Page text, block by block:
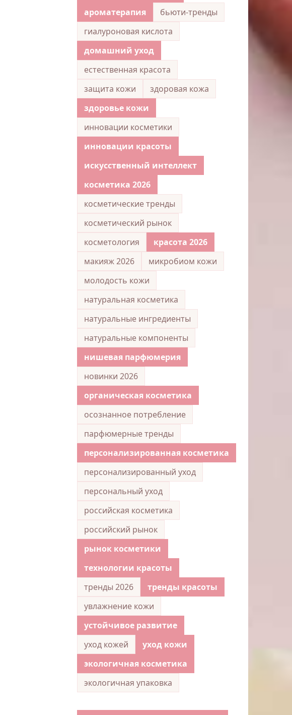
ароматерапия
бьюти-тренды
гиалуроновая кислота
домашний уход
естественная красота
защита кожи
здоровая кожа
здоровье кожи
инновации косметики
инновации красоты
искусственный интеллект
косметика 2026
косметические тренды
косметический рынок
косметология
красота 2026
макияж 2026
микробиом кожи
молодость кожи
натуральная косметика
натуральные ингредиенты
натуральные компоненты
нишевая парфюмерия
новинки 2026
органическая косметика
осознанное потребление
парфюмерные тренды
персонализированная косметика
персонализированный уход
персональный уход
российская косметика
российский рынок
рынок косметики
технологии красоты
тренды 2026
тренды красоты
увлажнение кожи
устойчивое развитие
уход кожей
уход кожи
экологичная косметика
экологичная упаковка